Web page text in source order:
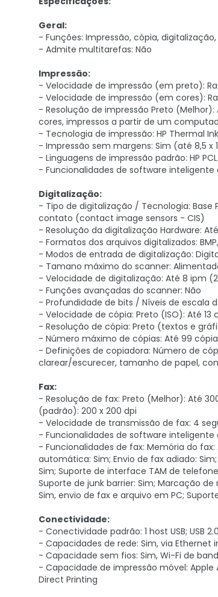
Geral:
- Funções: Impressão, cópia,
- Admite multitarefas: Não
Impressão:
- Velocidade de impressão (em preto):
- Velocidade de impressão (em cores):
- Resolução de impressão Preto (Melhor):
cores, impressos a partir de um
- Tecnologia de impressão: HP Thermal
- Impressão sem margens: Sim (até 8,5 x
- Linguagens de impressão padrão: HP PCL
- Funcionalidades de software
Digitalização:
- Tipo de digitalização / Tecnologia:
contato (contact image sensors - CIS)
- Resolução da digitalização Hardware:
- Formatos dos arquivos digitalizados: BMP,
- Modos de entrada de digitalização:
- Tamano máximo do scanner:
- Velocidade de digitalização: Até 8 ipm
- Funções avançadas do scanner: Não
- Profundidade de bits / Níveis de escala
- Velocidade de cópia: Preto (ISO): Até 13
- Resolução de cópia: Preto (textos e
- Número máximo de cópias: Até 99
- Definições de copiadora: Número de
clarear/escurecer, tamanho de papel,
Fax:
- Resolução de fax: Preto (Melhor): Até
(padrão): 200 x 200 dpi
- Velocidade de transmissão de fax: 4
- Funcionalidades de software inteligente
- Funcionalidades de fax: Memória do
automática: Sim; Envio de fax adiado:
Sim; Suporte de interface TAM de
Suporte de junk barrier: Sim; Marcação
Sim, envio de fax e arquivo em PC;
Conectividade:
- Conectividade padrão: 1 host USB; USB
- Capacidades de rede: Sim, via Ethernet
- Capacidade sem fios: Sim, Wi-Fi de
- Capacidade de impressão móvel: Apple
Direct Printing